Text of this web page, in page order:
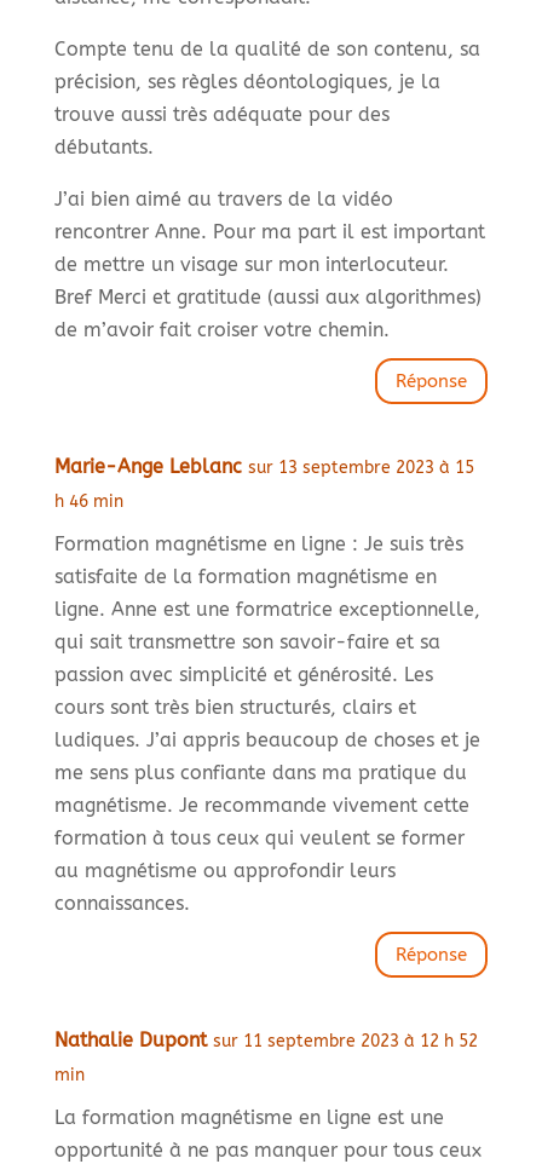
Compte tenu de la qualité de son contenu, sa
précision, ses règles déontologiques, je la
trouve aussi très adéquate pour des
débutants.
J’ai bien aimé au travers de la vidéo
rencontrer Anne. Pour ma part il est important
de mettre un visage sur mon interlocuteur.
Bref Merci et gratitude (aussi aux algorithmes)
de m’avoir fait croiser votre chemin.
Réponse
Marie-Ange Leblanc sur 13 septembre 2023 à 15
h 46 min
Formation magnétisme en ligne : Je suis très
satisfaite de la formation magnétisme en
ligne. Anne est une formatrice exceptionnelle,
qui sait transmettre son savoir-faire et sa
passion avec simplicité et générosité. Les
cours sont très bien structurés, clairs et
ludiques. J’ai appris beaucoup de choses et je
me sens plus confiante dans ma pratique du
magnétisme. Je recommande vivement cette
formation à tous ceux qui veulent se former
au magnétisme ou approfondir leurs
connaissances.
Réponse
Nathalie Dupont sur 11 septembre 2023 à 12 h 52
min
La formation magnétisme en ligne est une
opportunité à ne pas manquer pour tous ceux